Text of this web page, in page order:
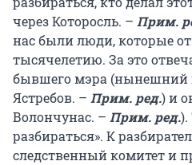
через Которосль. – Прим.
нас были люди, которые
тысячелетию. За это
бывшего мэра (нынешний
Ястребов. – Прим. ред.) и
Волончунас. – Прим. ред.).
разбираться». К
следственный комитет и